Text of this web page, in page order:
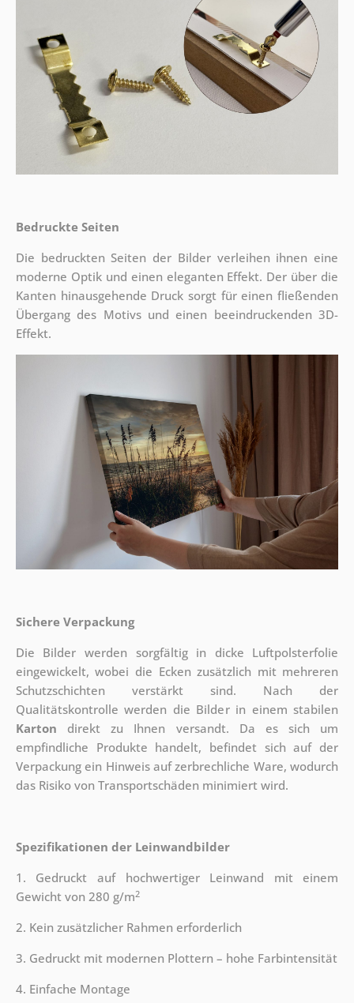
Bedruckte Seiten
Die bedruckten Seiten der Bilder verleihen ihnen eine
moderne Optik und einen eleganten Effekt. Der über die
Kanten hinausgehende Druck sorgt für einen fließenden
Übergang des Motivs und einen beeindruckenden 3D-
Effekt.
Sichere Verpackung
Die Bilder werden sorgfältig in dicke Luftpolsterfolie
eingewickelt, wobei die Ecken zusätzlich mit mehreren
Schutzschichten verstärkt sind. Nach der
Qualitätskontrolle werden die Bilder in einem stabilen
Karton direkt zu Ihnen versandt. Da es sich um
empfindliche Produkte handelt, befindet sich auf der
Verpackung ein Hinweis auf zerbrechliche Ware, wodurch
das Risiko von Transportschäden minimiert wird.
Spezifikationen der Leinwandbilder
1. Gedruckt auf hochwertiger Leinwand mit einem
Gewicht von 280 g/m2
2. Kein zusätzlicher Rahmen erforderlich
3. Gedruckt mit modernen Plottern – hohe Farbintensität
4. Einfache Montage